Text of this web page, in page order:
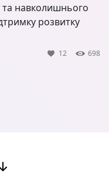
та навколишнього
розвитку
12 698